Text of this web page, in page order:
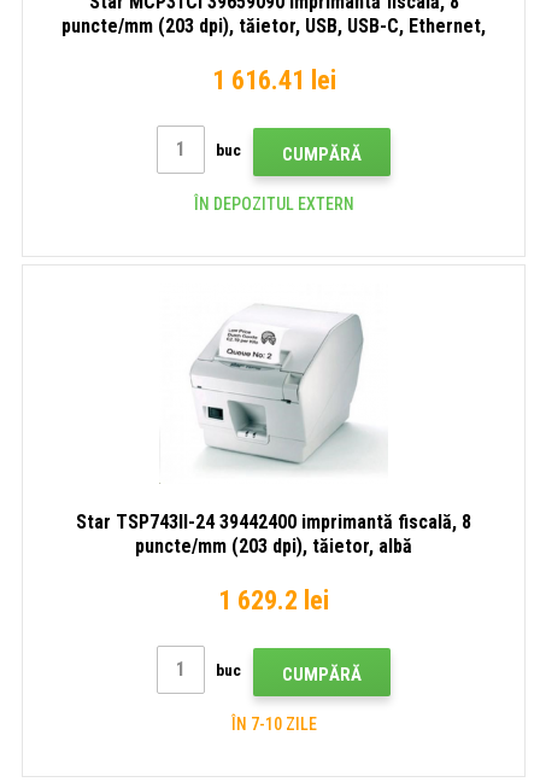
puncte/mm (203 dpi), tăietor, USB, USB-C, Ethernet,
1 616.41 lei
buc CUMPĂRĂ
ÎN DEPOZITUL EXTERN
Star TSP743II-24 39442400 imprimantă fiscală, 8
puncte/mm (203 dpi), tăietor, albă
1 629.2 lei
buc CUMPĂRĂ
ÎN 7-10 ZILE